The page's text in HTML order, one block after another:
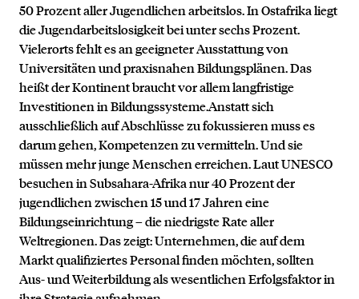
50 Prozent aller Jugendlichen arbeitslos. In Ostafrika liegt
die Jugendarbeitslosigkeit bei unter sechs Prozent.
Vielerorts fehlt es an geeigneter Ausstattung von
Universitäten und praxisnahen Bildungsplänen. Das
heißt der Kontinent braucht vor allem langfristige
Investitionen in Bildungssysteme.Anstatt sich
ausschließlich auf Abschlüsse zu fokussieren muss es
darum gehen, Kompetenzen zu vermitteln. Und sie
müssen mehr junge Menschen erreichen. Laut UNESCO
besuchen in Subsahara-Afrika nur 40 Prozent der
jugendlichen zwischen 15 und 17 Jahren eine
Bildungseinrichtung – die niedrigste Rate aller
Weltregionen. Das zeigt: Unternehmen, die auf dem
Markt qualifiziertes Personal finden möchten, sollten
Aus- und Weiterbildung als wesentlichen Erfolgsfaktor in